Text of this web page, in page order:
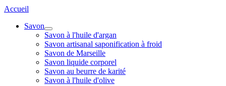
Accueil
Savon
Savon à l'huile d'argan
Savon artisanal saponification à froid
Savon de Marseille
Savon liquide corporel
Savon au beurre de karité
Savon à l'huile d'olive